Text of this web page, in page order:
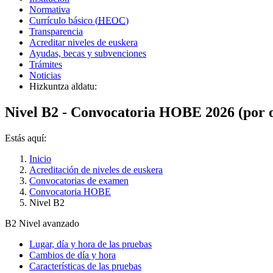
Normativa
Currículo básico (HEOC)
Transparencia
Acreditar niveles de euskera
Ayudas, becas y subvenciones
Trámites
Noticias
Hizkuntza aldatu:
Nivel B2 - Convocatoria HOBE 2026 (por
Estás aquí:
Inicio
Acreditación de niveles de euskera
Convocatorias de examen
Convocatoria HOBE
Nivel B2
B2 Nivel avanzado
Lugar, día y hora de las pruebas
Cambios de día y hora
Características de las pruebas